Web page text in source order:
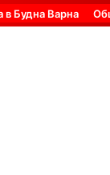
в Будна Варна